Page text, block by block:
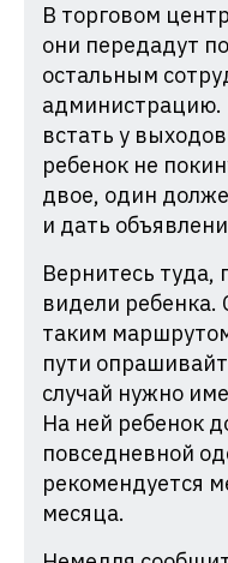
В торговом
они передадут
остальным
администрацию.
встать у
ребенок не
двое, один
и дать
Вернитесь туда,
видели ребенка.
таким
пути
случай нужно
На ней ребенок
повседневной
рекомендуется
месяца.